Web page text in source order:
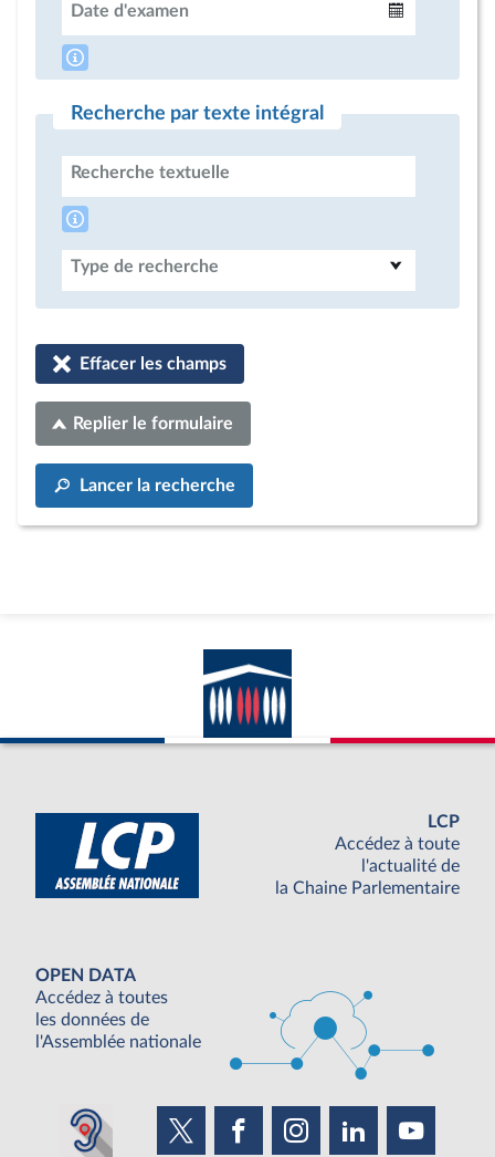
Date d'examen
Recherche par texte intégral
Recherche textuelle
Type de recherche
Effacer les champs
Replier le formulaire
Lancer la recherche
LCP
Accédez à toute
l'actualité de
la Chaine Parlementaire
OPEN DATA
Accédez à toutes
les données de
l'Assemblée nationale